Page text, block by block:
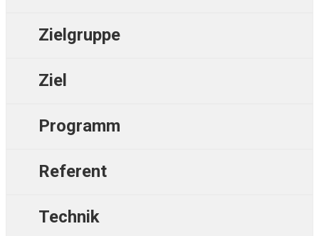
Zielgruppe
Ziel
Programm
Referent
Technik